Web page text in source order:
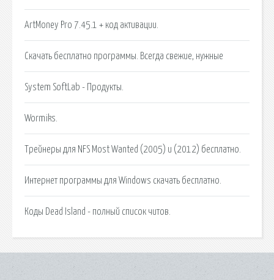
ArtMoney Pro 7.45.1 + код активации.
Cкачать бесплатно программы. Всегда свежие, нужные
System SoftLab - Продукты.
Wormiks.
Трейнеры для NFS Most Wanted (2005) и (2012) бесплатно.
Интернет программы для Windows скачать бесплатно.
Коды Dead Island - полный список читов.